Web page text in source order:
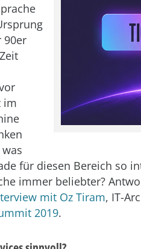
90er
im
für diesen Bereich so
immer beliebter?
mit Oz Tiram, IT-
2019.